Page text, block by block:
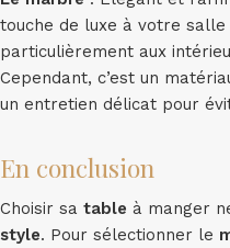
touche de luxe à votre
particulièrement aux
Cependant, c’est un
un entretien délicat pour
En conclusion
Choisir sa table à manger
style. Pour sélectionner le